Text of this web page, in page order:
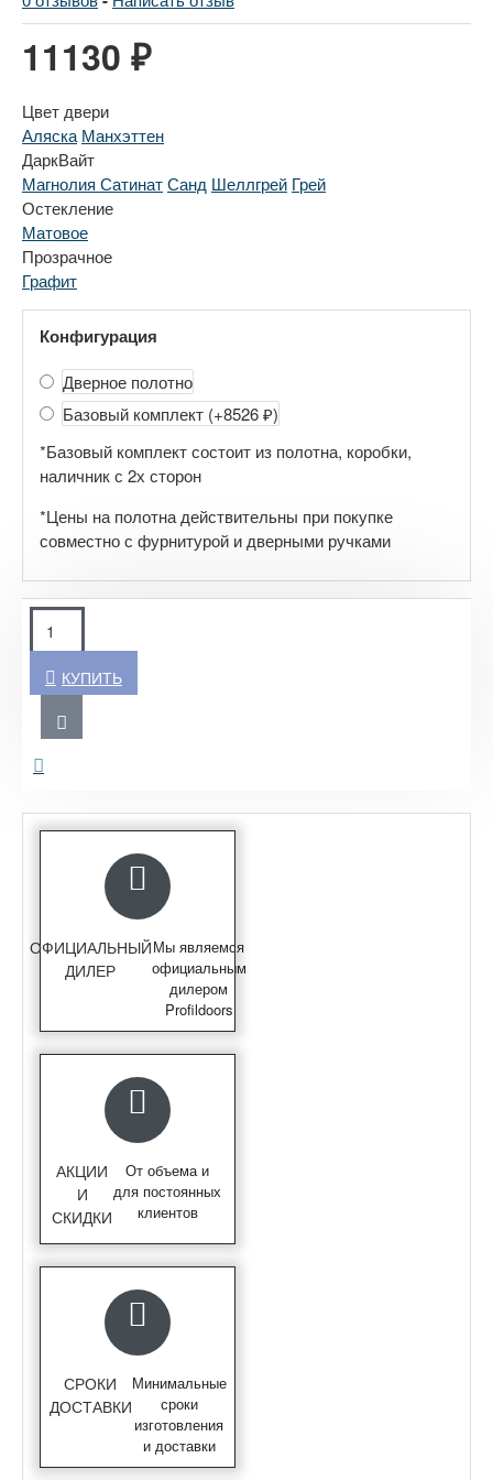
11130 ₽
Цвет двери
Аляска Манхэттен
ДаркВайт
Магнолия СатинатСанд Шеллгрей Грей
Остекление
Матовое
Прозрачное
Графит
Конфигурация
Дверное полотно
Базовый комплект (+8526 ₽)
*Базовый комплект состоит из полотна, коробки,
наличник с 2х сторон
*Цены на полотна действительны при покупке
совместно с фурнитурой и дверными ручками
КУПИТЬ
ОФИЦИАЛЬНЫЙ
ДИЛЕР
Мы являемся
официальным
дилером
Profildoors
АКЦИИ
И
СКИДКИ
От объема и
для постоянных
клиентов
СРОКИ
ДОСТАВКИ
Минимальные
сроки
изготовления
и доставки